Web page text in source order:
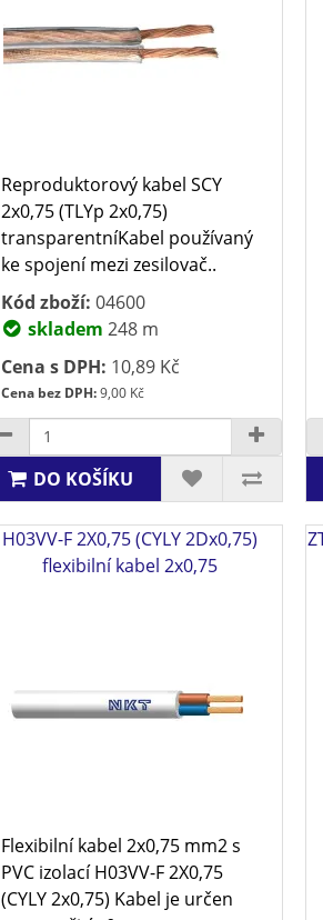
Reproduktorový kabel SCY
2x0,75 (TLYp 2x0,75)
transparentníKabel používaný
ke spojení mezi zesilovač..
Kód zboží: 04600
skladem 248 m
Cena s DPH: 10,89 Kč
Cena bez DPH:9,00 Kč
DO KOŠÍKU
H03VV-F 2X0,75 (CYLY 2Dx0,75)
flexibilní kabel 2x0,75
Flexibilní kabel 2x0,75 mm2 s
PVC izolací H03VV-F 2X0,75
(CYLY 2x0,75) Kabel je určen